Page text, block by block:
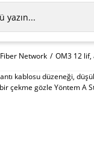
Fiber Network OM3 12 lif,